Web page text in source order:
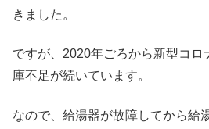
きました。
ですが、2020年ごろから新型コロ
庫不足が続いています。
なので、給湯器が故障してから給